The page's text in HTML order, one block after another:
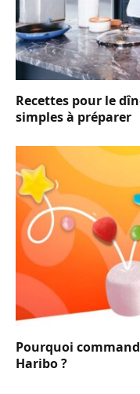
Recettes pour le
simples à préparer
Pourquoi
Haribo ?